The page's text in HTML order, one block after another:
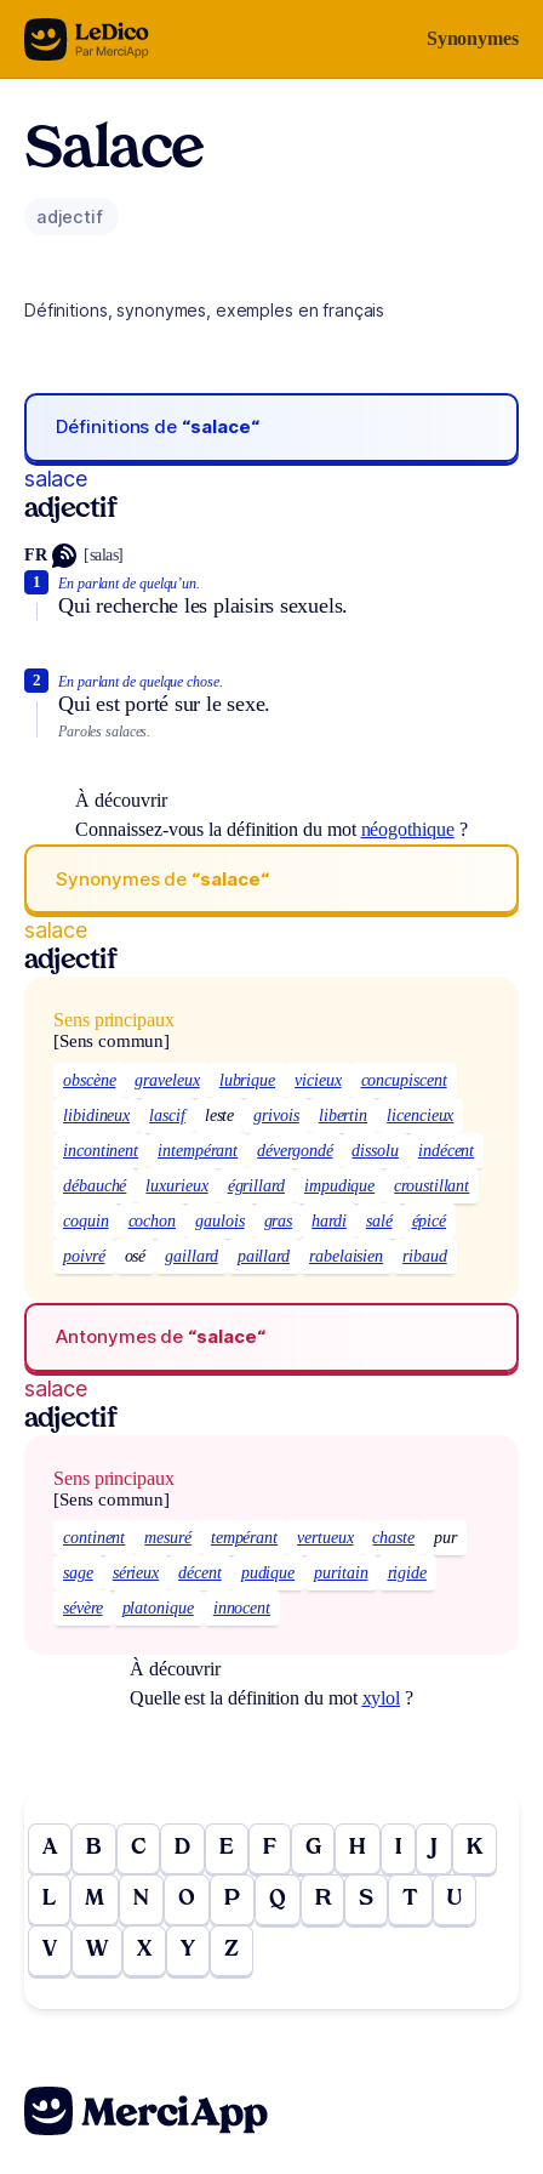
Aller au contenu Synonymes
Salace
adjectif
Définitions, synonymes, exemples en français
Définitions de “salace“
salace
adjectif
FR [salas]
En parlant de quelqu’un.
Qui recherche les plaisirs sexuels.
1
En parlant de quelque chose.
Qui est porté sur le sexe.
2
Paroles salaces.
À découvrir
Connaissez-vous la définition du mot néogothique?
Synonymes de “salace“
salace
adjectif
Sens principaux
[Sens commun]
obscène graveleux lubrique vicieux
concupiscent
libidineux
lascif leste grivois libertin
licencieux
incontinent
intempérant dévergondé dissolu
indécent
débauché
luxurieux égrillard impudique
croustillant
coquin
cochon gaulois gras hardi salé
épicé
poivré
osé gaillard paillard rabelaisien ribaud
Antonymes de “salace“
salace
adjectif
Sens principaux
[Sens commun]
continent mesuré tempérant vertueux chaste
pur
sage
sérieux décent pudique puritain
rigide
sévère
platonique innocent
À découvrir
Quelle est la définition du mot xylol ?
A B C D E F G H I J K
L M N O P Q R S T U
V W X Y Z